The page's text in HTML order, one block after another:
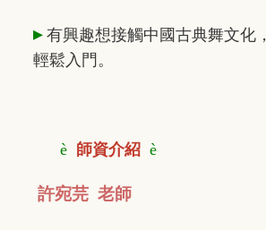
▸ 有興趣想接觸中國古典舞文化，
輕鬆入門。
è 師資介紹 è
許宛芫 老師